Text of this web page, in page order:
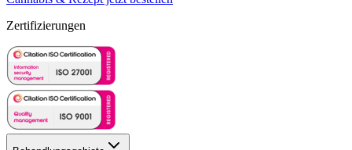
Zertifizierungen